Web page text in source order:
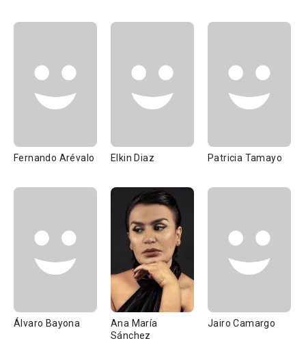
Fernando Arévalo Elkin Diaz Patricia Tamayo
Álvaro Bayona
Ana María
Sánchez
Jairo Camargo